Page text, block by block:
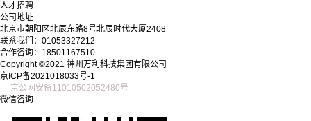
人才招聘
公司地址
北京市朝阳区北辰东路8号北辰时代大厦2408
联系我们：01053327212
合作咨询：18501167510
Copyright ©2021 神州万利科技集团有限公司
京ICP备2021018033号-1
京公网安备11010502052480号
微信咨询